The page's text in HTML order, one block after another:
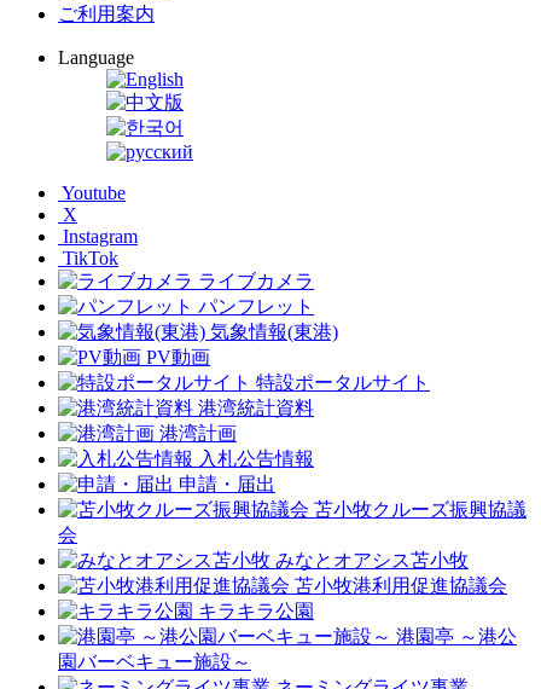
ご利用案内
Language
Youtube
X
Instagram
TikTok
ライブカメラ
パンフレット
気象情報(東港)
PV動画
特設ポータルサイト
港湾統計資料
港湾計画
入札公告情報
申請・届出
苫小牧クルーズ振興協議
会
みなとオアシス苫小牧
苫小牧港利用促進協議会
キラキラ公園
港園亭 ～港公
園バーベキュー施設～